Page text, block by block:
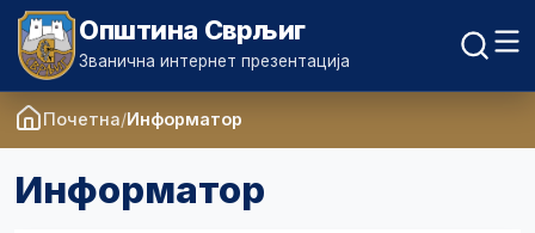
Општина Сврљиг
Званична интернет презентација
Почетна Информатор
Информатор